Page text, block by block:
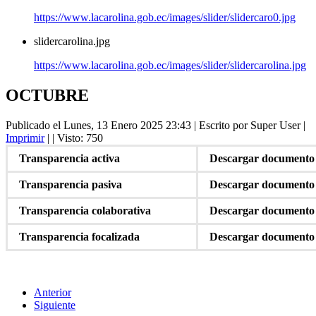
https://www.lacarolina.gob.ec/images/slider/slidercaro0.jpg
slidercarolina.jpg
https://www.lacarolina.gob.ec/images/slider/slidercarolina.jpg
OCTUBRE
Publicado el Lunes, 13 Enero 2025 23:43 | Escrito por Super User|
Imprimir| | Visto: 750
Transparencia activa
Descargar documento
Transparencia pasiva Descargar documento
Transparencia colaborativa Descargar documento
Transparencia focalizada Descargar documento
Anterior
Siguiente